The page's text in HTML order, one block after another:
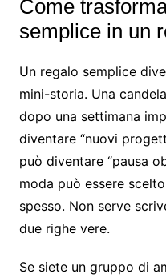
Come
semplice in un
Un regalo semplice
mini-storia. Una
dopo una settimana
diventare “nuovi
può diventare “pausa
moda può essere
spesso. Non serve
due righe vere.
Se siete un gruppo di